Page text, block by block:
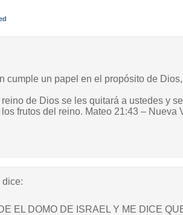
cumple un papel en el propósito de
de Dios se les quitará a ustedes y
frutos del reino. Mateo 21:43 – Nueva
dice:
EL DOMO DE ISRAEL Y ME DICE